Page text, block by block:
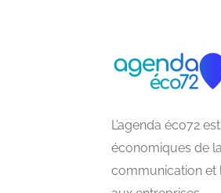
L’agenda éco72
économiques de
communication et